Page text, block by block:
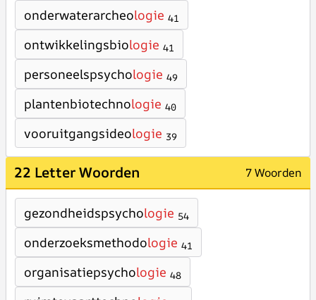
onderwaterarcheologie 41
ontwikkelingsbiologie 41
personeelspsychologie 49
plantenbiotechnologie 40
vooruitgangsideologie 39
22 Letter Woorden 7 Woorden
gezondheidspsychologie 54
onderzoeksmethodologie 41
organisatiepsychologie 48